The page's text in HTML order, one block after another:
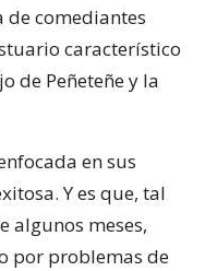
de comediantes
característico
de Peñeteñe y la
en sus
Y es que, tal
algunos meses,
por problemas de